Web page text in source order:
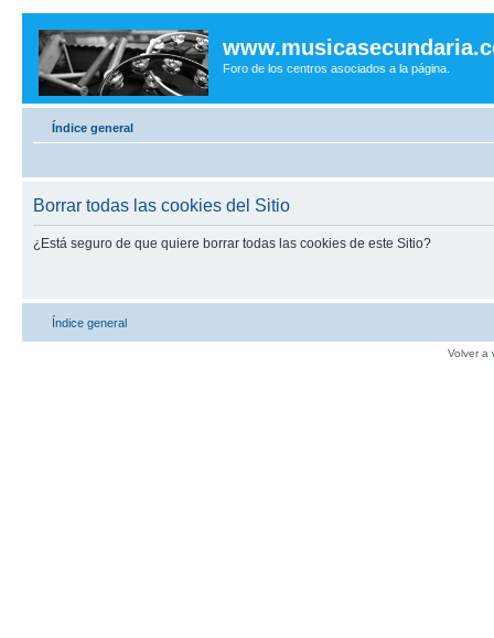
Foro de los centros asociados a la página.
Índice general
Borrar todas las cookies del Sitio
¿Está seguro de que quiere borrar todas las cookies de este Sitio?
Índice general
Volver a